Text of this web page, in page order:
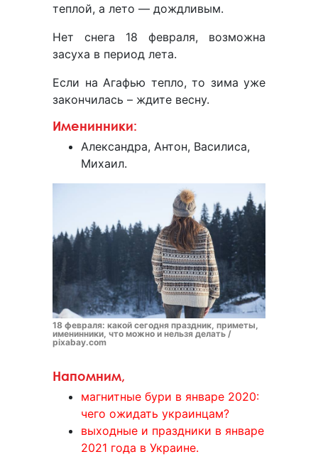
теплой, а лето — дождливым.
Нет снега 18 февраля, возможна
засуха в период лета.
Если на Агафью тепло, то зима уже
закончилась – ждите весну.
Именинники:
Александра, Антон, Василиса,
Михаил.
18 февраля: какой сегодня праздник, приметы,
именинники, что можно и нельзя делать /
pixabay.com
Напомним,
магнитные бури в январе 2020:
чего ожидать украинцам?
выходные и праздники в январе
2021 года в Украине.